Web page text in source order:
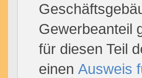
Gewerbeanteil
für diesen Teil
einen Ausweis